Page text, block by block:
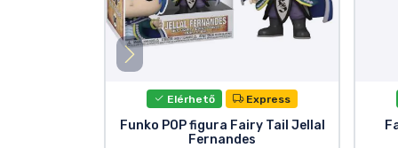
Elérhető Express
Funko POP figura Fairy Tail Jellal
Fernandes